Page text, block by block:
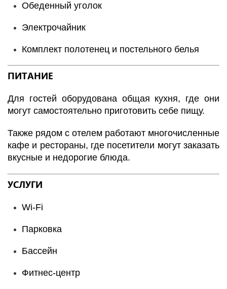
Обеденный уголок
Электрочайник
Комплект полотенец и постельного белья
ПИТАНИЕ
Для гостей оборудована общая кухня, где они
могут самостоятельно приготовить себе пищу.
Также рядом с отелем работают многочисленные
кафе и рестораны, где посетители могут заказать
вкусные и недорогие блюда.
УСЛУГИ
Wi-Fi
Парковка
Бассейн
Фитнес-центр